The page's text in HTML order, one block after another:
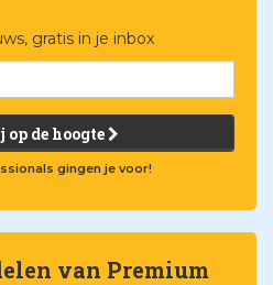
gratis in je inbox
op de hoogte
gingen je voor!
van Premium